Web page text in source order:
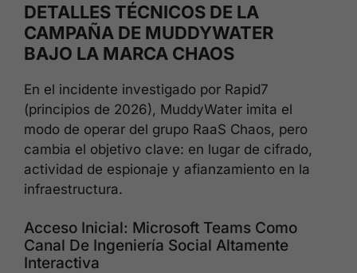
DETALLES TÉCNICOS DE LA
CAMPAÑA DE MUDDYWATER
BAJO LA MARCA CHAOS
En el incidente investigado por Rapid7
(principios de 2026), MuddyWater imita el
modo de operar del grupo RaaS Chaos, pero
cambia el objetivo clave: en lugar de cifrado,
actividad de espionaje y afianzamiento en la
infraestructura.
Acceso Inicial: Microsoft Teams Como
Canal De Ingeniería Social Altamente
Interactiva